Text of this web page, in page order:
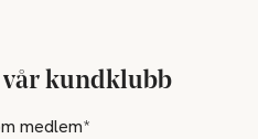
kundklubb
medlem*